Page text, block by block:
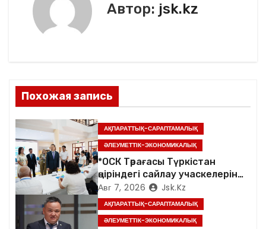
я
п
о
з
а
п
Автор: jsk.kz
Похожая запись
АҚПАРАТТЫҚ-САРАПТАМАЛЫҚ
ӘЛЕУМЕТТІК-ЭКОНОМИКАЛЫҚ
*ОСК Төрағасы Түркістан
өңіріндегі сайлау учаскелерін
аралады*
Авг 7, 2026 Jsk.kz
АҚПАРАТТЫҚ-САРАПТАМАЛЫҚ
ӘЛЕУМЕТТІК-ЭКОНОМИКАЛЫҚ